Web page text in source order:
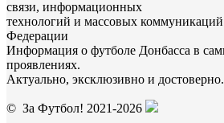
связи, информационных
технологий и массовых
Федерации
Информация о футболе Донбасса в
проявлениях.
Актуально, эксклюзивно и достоверно.
© За Футбол! 2021-2026